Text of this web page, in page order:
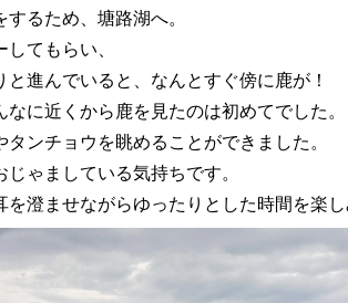
るため、塘路湖へ。
てもらい、
進んでいると、なんとすぐ傍に鹿が！
に近くから鹿を見たのは初めてでした。
ンチョウを眺めることができました。
ゃましている気持ちです。
を澄ませながらゆったりとした時間を楽